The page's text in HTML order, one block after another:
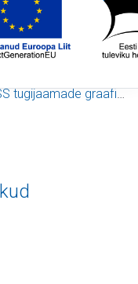
tugijaamade graafikud